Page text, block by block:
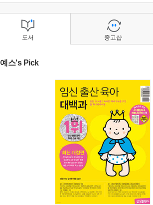
도서
예스's Pick
중고샵